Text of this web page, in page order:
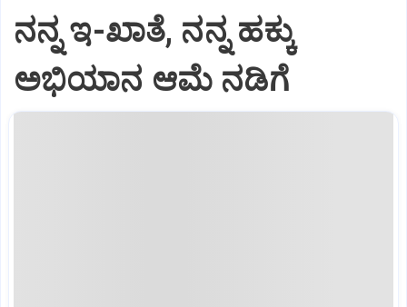
ನನ್ನ ಇ-ಖಾತೆ, ನನ್ನ ಹಕ್ಕು
ಅಭಿಯಾನ ಆಮೆ ನಡಿಗೆ